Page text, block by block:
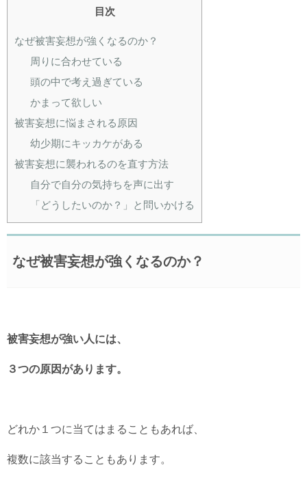
目次
なぜ被害妄想が強くなるのか？
周りに合わせている
頭の中で考え過ぎている
かまって欲しい
被害妄想に悩まされる原因
幼少期にキッカケがある
被害妄想に襲われるのを直す方法
自分で自分の気持ちを声に出す
「どうしたいのか？」と問いかける
なぜ被害妄想が強くなるのか？
被害妄想が強い人には、
３つの原因があります。
どれか１つに当てはまることもあれば、
複数に該当することもあります。